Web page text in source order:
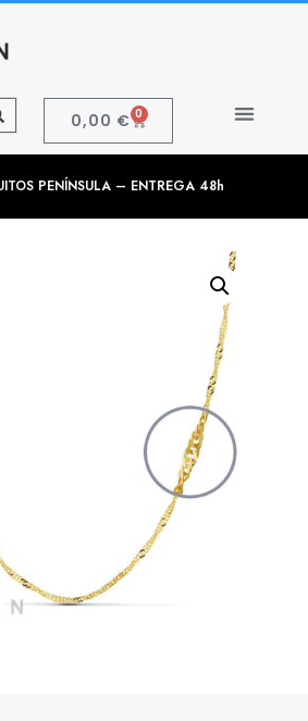
0,00 € 0
PENÍNSULA – ENTREGA 48h